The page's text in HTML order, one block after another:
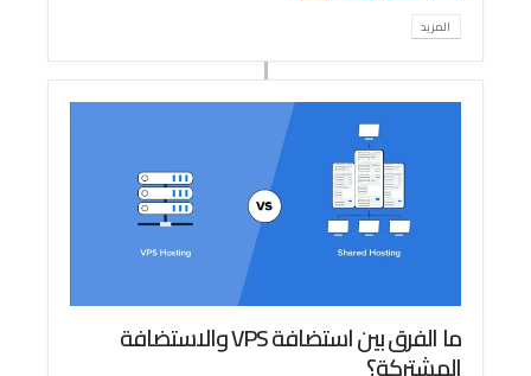
المزيد
ما الفرق بين استضافة VPS والاستضافة